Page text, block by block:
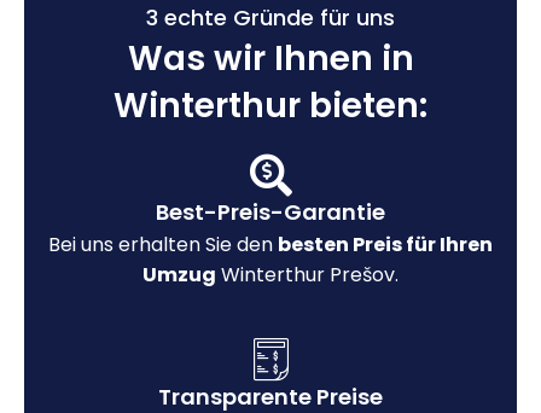
3 echte Gründe für uns
Was wir Ihnen in
Winterthur bieten:
Best-Preis-Garantie
Bei uns erhalten Sie den besten Preis für Ihren
Umzug Winterthur Prešov.
Transparente Preise